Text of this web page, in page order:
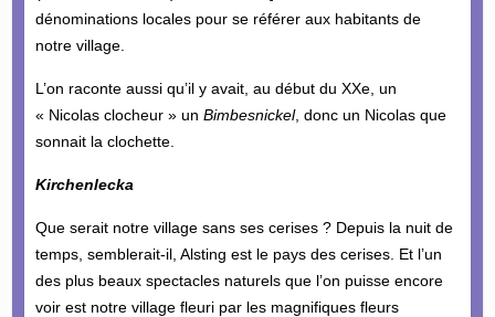
dénominations locales pour se référer aux habitants de
notre village.
L’on raconte aussi qu’il y avait, au début du XXe, un
« Nicolas clocheur » un Bimbesnickel, donc un Nicolas que
sonnait la clochette.
Kirchenlecka
Que serait notre village sans ses cerises ? Depuis la nuit de
temps, semblerait-il, Alsting est le pays des cerises. Et l’un
des plus beaux spectacles naturels que l’on puisse encore
voir est notre village fleuri par les magnifiques fleurs